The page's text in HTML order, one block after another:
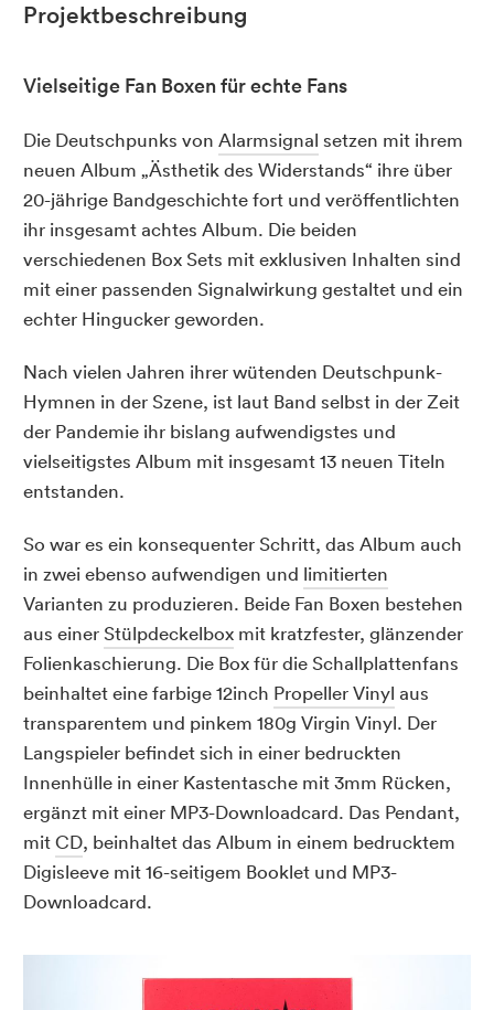
Projektbeschreibung
Vielseitige Fan Boxen für echte Fans
Die Deutschpunks von Alarmsignal setzen mit ihrem
neuen Album „Ästhetik des Widerstands“ ihre über
20-jährige Bandgeschichte fort und veröffentlichten
ihr insgesamt achtes Album. Die beiden
verschiedenen Box Sets mit exklusiven Inhalten sind
mit einer passenden Signalwirkung gestaltet und ein
echter Hingucker geworden.
Nach vielen Jahren ihrer wütenden Deutschpunk-
Hymnen in der Szene, ist laut Band selbst in der Zeit
der Pandemie ihr bislang aufwendigstes und
vielseitigstes Album mit insgesamt 13 neuen Titeln
entstanden.
So war es ein konsequenter Schritt, das Album auch
in zwei ebenso aufwendigen und limitierten
Varianten zu produzieren. Beide Fan Boxen bestehen
aus einerStülpdeckelbox mit kratzfester, glänzender
Folienkaschierung. Die Box für die Schallplattenfans
beinhaltet eine farbige 12inch Propeller Vinyl aus
transparentem und pinkem 180g Virgin Vinyl. Der
Langspieler befindet sich in einer bedruckten
Innenhülle in einer Kastentasche mit 3mm Rücken,
ergänzt mit einer MP3-Downloadcard. Das Pendant,
mitCD, beinhaltet das Album in einem bedrucktem
Digisleeve mit 16-seitigem Booklet und MP3-
Downloadcard.